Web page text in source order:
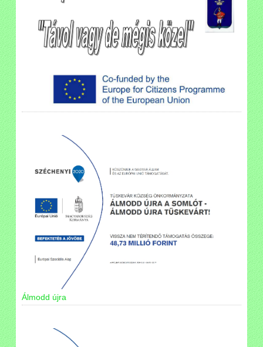
Álmodd újra